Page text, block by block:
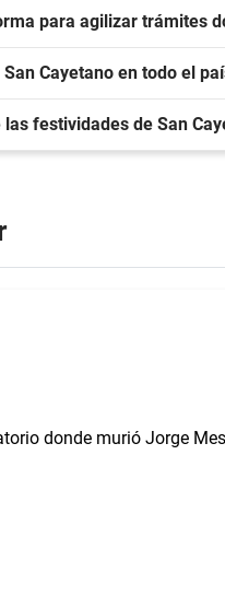
para agilizar trámites
Cayetano en todo el
festividades de San